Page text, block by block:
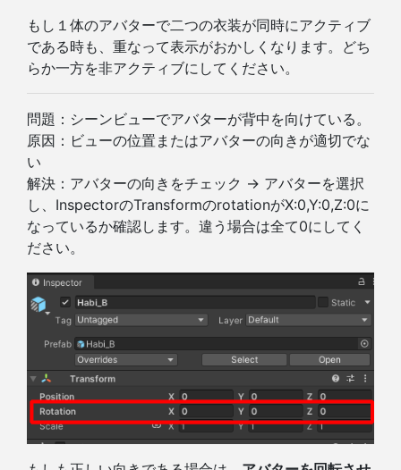
もし１体のアバターで二つの衣装が同時にアクティブ
である時も、重なって表示がおかしくなります。どち
らか一方を非アクティブにしてください。
問題：シーンビューでアバターが背中を向けている。
原因：ビューの位置またはアバターの向きが適切でな
い
解決：アバターの向きをチェック → アバターを選択
し、InspectorのTransformのrotationがX:0,Y:0,Z:0に
なっているか確認します。違う場合は全て0にしてく
ださい。